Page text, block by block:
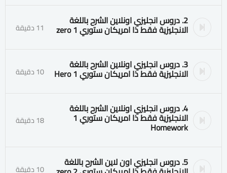
2. دروس انجليزي اونلاين الشرح باللغة
الانجليزية فقط ذا امريكان ستوري 1 zero 11 دقيقة
3. دروس انجليزي اونلاين الشرح باللغة
الانجليزية فقط ذا امريكان ستوري 1 Hero 10 دقيقة
4. دروس انجليزي اونلاين الشرح باللغة
الانجليزية فقط ذا امريكان ستوري 1
Homework 18 دقيقة
5. دروس انجليزي اون لاين الشرح باللغة 10 دقيقة